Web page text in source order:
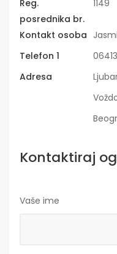
Reg.
posrednika br.
1149
Kontakt osoba
Telefon 1
Adresa
Kontaktiraj
Vaše ime